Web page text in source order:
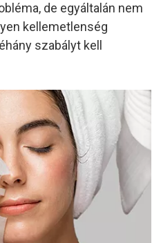
de egyáltalán nem
kellemetlenség
szabályt kell